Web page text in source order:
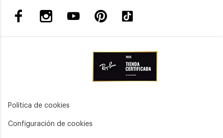
Política de cookies
Configuración de cookies